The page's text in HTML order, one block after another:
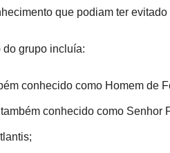
que podiam ter
do grupo incluía:
conhecido como Homem de
também conhecido como Senhor